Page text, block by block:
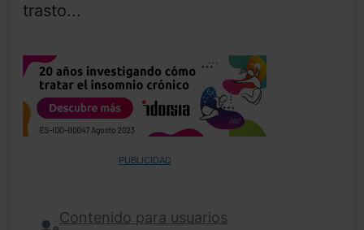
trasto...
PUBLICIDAD
Contenido para usuarios